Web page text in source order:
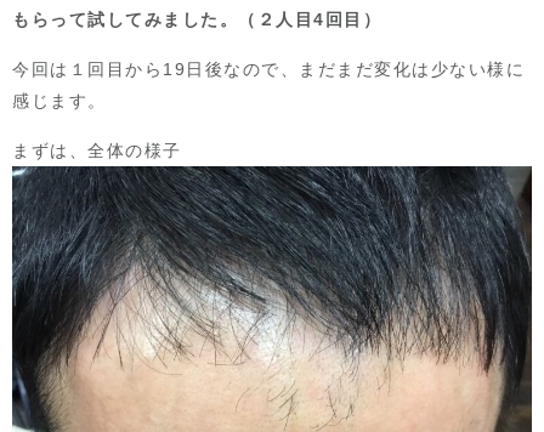
もらって試してみました。（２人目4 回目）
今回は１回目から19日後なので、まだまだ変化は少ない様に
感じます。
まずは、全体の様子